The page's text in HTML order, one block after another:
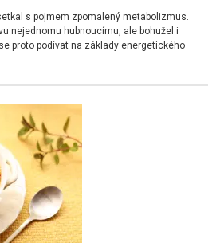
s pojmem zpomalený metabolizmus.
nejednomu hubnoucímu, ale bohužel i
proto podívat na základy energetického